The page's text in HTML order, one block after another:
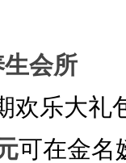
会所
欢乐大礼
可在金名